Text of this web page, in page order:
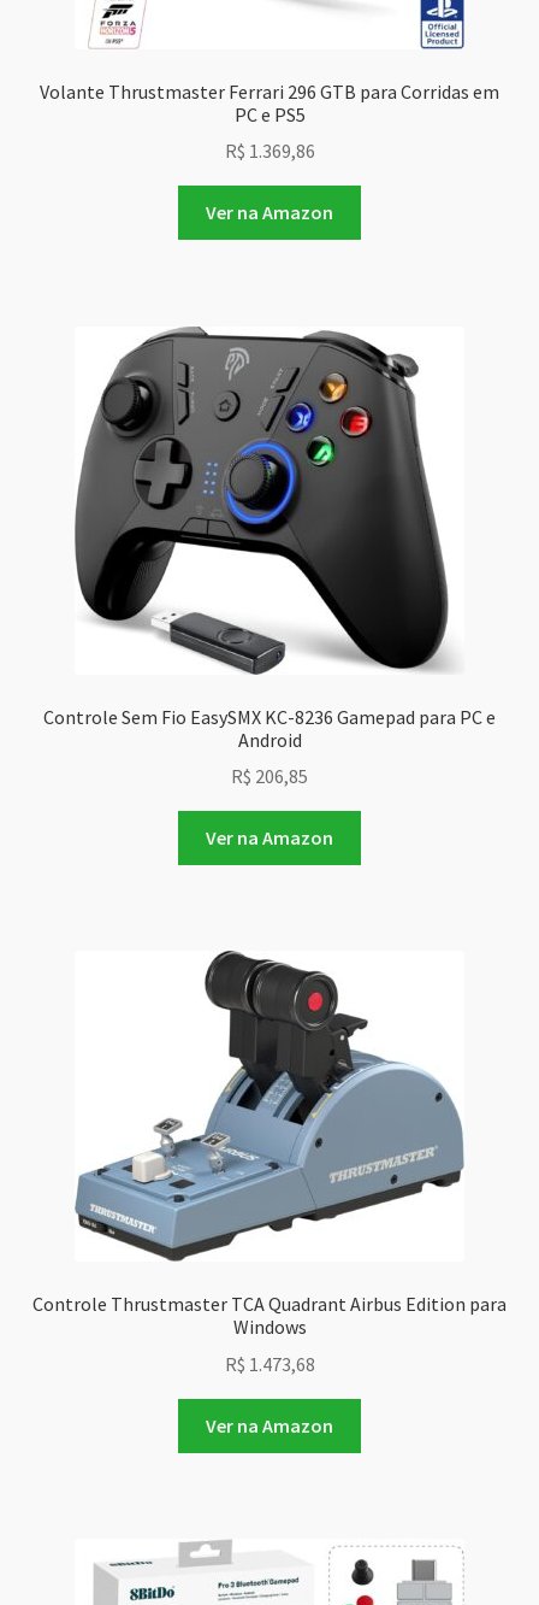
Volante Thrustmaster Ferrari 296 GTB para Corridas em
PC e PS5
R$ 1.369,86
Ver na Amazon
Controle Sem Fio EasySMX KC-8236 Gamepad para PC e
Android
R$ 206,85
Ver na Amazon
Controle Thrustmaster TCA Quadrant Airbus Edition para
Windows
R$ 1.473,68
Ver na Amazon